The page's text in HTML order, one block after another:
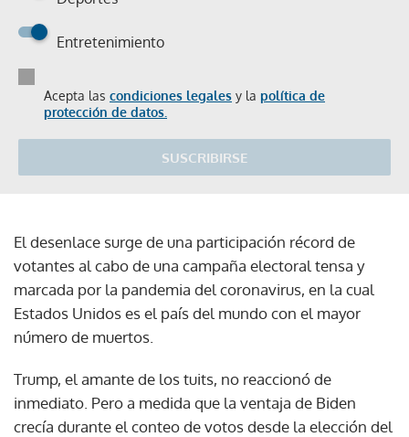
Entretenimiento
Acepta las condiciones legales y la política de
protección de datos.
SUSCRIBIRSE
El desenlace surge de una participación récord de
votantes al cabo de una campaña electoral tensa y
marcada por la pandemia del coronavirus, en la cual
Estados Unidos es el país del mundo con el mayor
número de muertos.
Trump, el amante de los tuits, no reaccionó de
inmediato. Pero a medida que la ventaja de Biden
crecía durante el conteo de votos desde la elección del